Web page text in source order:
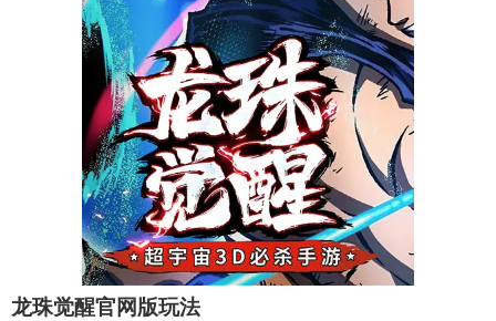
龙珠觉醒官网版玩法